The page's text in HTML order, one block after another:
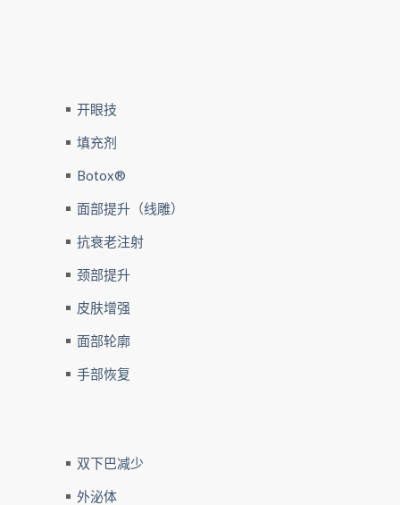
开眼技
填充剂
Botox®
面部提升（线雕）
抗衰老注射
颈部提升
皮肤增强
面部轮廓
手部恢复
双下巴减少
外泌体